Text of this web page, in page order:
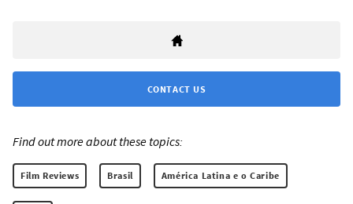
CONTACT US
Find out more about these topics:
Film Reviews Brasil América Latina e o Caribe